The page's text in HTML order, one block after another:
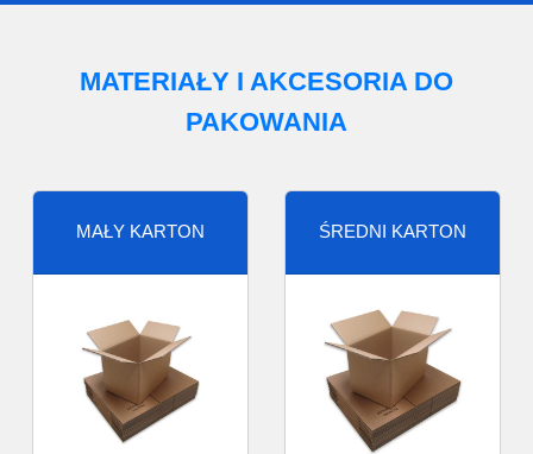
MATERIAŁY I AKCESORIA DO
PAKOWANIA
MAŁY KARTON ŚREDNI KARTON